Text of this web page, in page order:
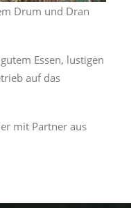
Drum und Dran
Essen, lustigen
auf das
mit Partner aus